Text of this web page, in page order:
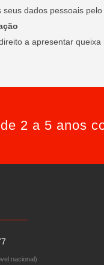
seus dados pessoais
a apresentar
2 a 5 anos
nacional)